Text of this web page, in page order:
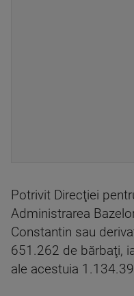
Potrivit Direcţiei
Administrarea
Constantin sau
651.262 de bărbaţi,
ale acestuia